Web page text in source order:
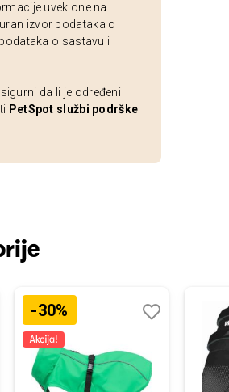
uvek one na
izvor podataka o
o sastavu i
da li je određeni
PetSpot službi podrške
-30%
listu
želja